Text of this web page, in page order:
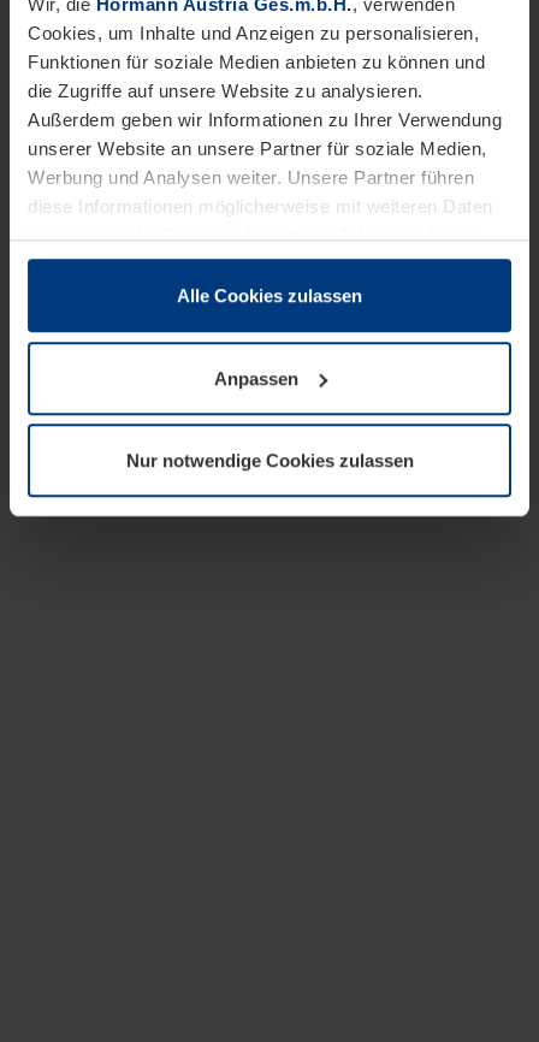
Cookies, um Inhalte und Anzeigen zu personalisieren,
Funktionen für soziale Medien anbieten zu können und
die Zugriffe auf unsere Website zu analysieren.
Außerdem geben wir Informationen zu Ihrer Verwendung
unserer Website an unsere Partner für soziale Medien,
Werbung und Analysen weiter. Unsere Partner führen
diese Informationen möglicherweise mit weiteren Daten
zusammen, die Sie ihnen bereitgestellt haben oder die
sie im Rahmen Ihrer Nutzung der Dienste gesammelt
wenn diese für den Betrieb dieser Seite unbedingt
notwendig sind. Für alle anderen Cookie-Typen benötigen
wir Ihre Erlaubnis. Ihre Einwilligung können Sie jederzeit
Datenschutzerklärungunserer Website ändern oder
widerrufen.
Alle Cookies zulassen
Anpassen
Nur notwendige Cookies zulassen